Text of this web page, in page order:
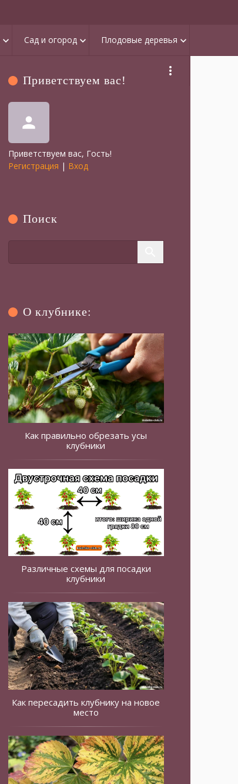
keyboard_arrow_down Сад и огород keyboard_arrow_down Плодовые деревья keyboard_arrow_down
more_vert
Приветствуем вас!
person
Приветствуем вас, Гость!
Регистрация | Вход
Поиск
О клубнике:
Как правильно обрезать усы
клубники
Различные схемы для посадки
клубники
Как пересадить клубнику на новое
место